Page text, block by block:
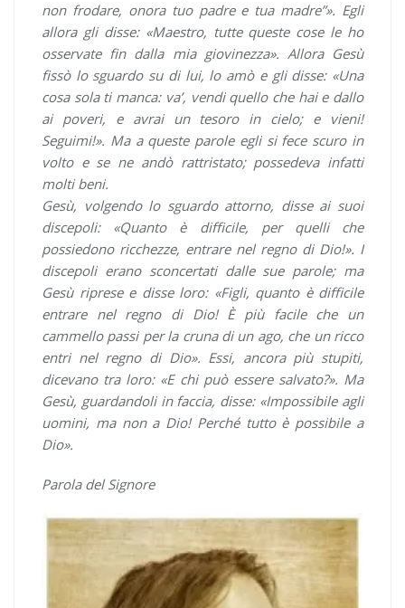
non frodare, onora tuo padre e tua madre”». Egli
allora gli disse: «Maestro, tutte queste cose le ho
osservate fin dalla mia giovinezza». Allora Gesù
fissò lo sguardo su di lui, lo amò e gli disse: «Una
cosa sola ti manca: va’, vendi quello che hai e dallo
ai poveri, e avrai un tesoro in cielo; e vieni!
Seguimi!». Ma a queste parole egli si fece scuro in
volto e se ne andò rattristato; possedeva infatti
molti beni.
Gesù, volgendo lo sguardo attorno, disse ai suoi
discepoli: «Quanto è difficile, per quelli che
possiedono ricchezze, entrare nel regno di Dio!». I
discepoli erano sconcertati dalle sue parole; ma
Gesù riprese e disse loro: «Figli, quanto è difficile
entrare nel regno di Dio! È più facile che un
cammello passi per la cruna di un ago, che un ricco
entri nel regno di Dio». Essi, ancora più stupiti,
dicevano tra loro: «E chi può essere salvato?». Ma
Gesù, guardandoli in faccia, disse: «Impossibile agli
uomini, ma non a Dio! Perché tutto è possibile a
Dio».
Parola del Signore